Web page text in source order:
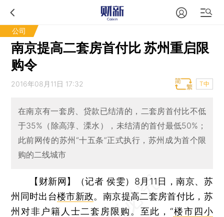
公司
南京提高二套房首付比 苏州重启限
购令
2016年08月11日 17:32 T中
在南京有一套房、贷款已结清的，二套房首付比不低
于35%（除高淳、溧水），未结清的首付最低50%；
此前网传的苏州“十五条”正式执行，苏州成为首个限
购的二线城市
【财新网】（记者 侯雯） 8月11日，南京、苏
州同时出台楼市新政。南京提高二套房首付比，苏
州对非户籍人士二套房限购。至此，“楼市四小